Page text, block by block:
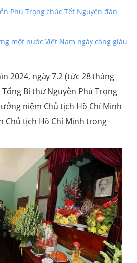
Phú Trọng chúc Tết Nguyên đán
một nước Việt Nam ngày càng giàu
2024, ngày 7.2 (tức 28 tháng
Tổng Bí thư Nguyễn Phú Trọng
niệm Chủ tịch Hồ Chí Minh
Chủ tịch Hồ Chí Minh trong